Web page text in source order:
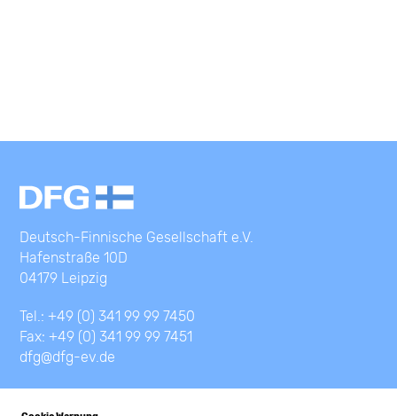
Deutsch-Finnische Gesellschaft e.V.
Hafenstraße 10D
04179 Leipzig
Tel.: +49 (0) 341 99 99 7450
Fax: +49 (0) 341 99 99 7451
dfg@dfg-ev.de